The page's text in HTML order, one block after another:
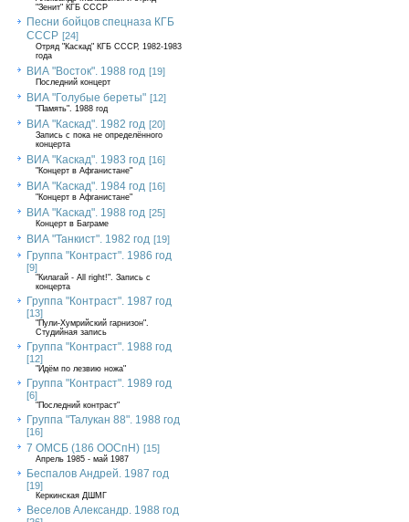
"Зенит" КГБ СССР
Песни бойцов спецназа КГБ
СССР [24]
Отряд "Каскад" КГБ СССР, 1982-1983
года
ВИА "Восток". 1988 год [19]
Последний концерт
ВИА "Голубые береты" [12]
"Память". 1988 год
ВИА "Каскад". 1982 год [20]
Запись с пока не определённого
концерта
ВИА "Каскад". 1983 год [16]
"Концерт в Афганистане"
ВИА "Каскад". 1984 год [16]
"Концерт в Афганистане"
ВИА "Каскад". 1988 год [25]
Концерт в Баграме
ВИА "Танкист". 1982 год [19]
Группа "Контраст". 1986 год
[9]
"Килагай - All right!". Запись с
концерта
Группа "Контраст". 1987 год
[13]
"Пули-Хумрийский гарнизон".
Студийная запись
Группа "Контраст". 1988 год
[12]
"Идём по лезвию ножа"
Группа "Контраст". 1989 год
[6]
"Последний контраст"
Группа "Талукан 88". 1988 год
[16]
7 ОМСБ (186 ООСпН) [15]
Апрель 1985 - май 1987
Беспалов Андрей. 1987 год
[19]
Керкинская ДШМГ
Веселов Александр. 1988 год